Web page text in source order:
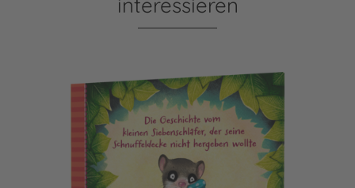
Der kleine Siebenschläfer 3: Die Geschichte vom kleinen